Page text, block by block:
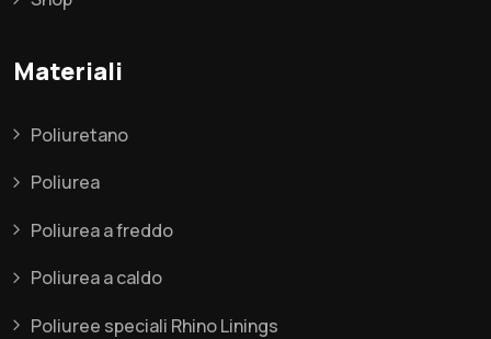
Materiali
Poliuretano
Poliurea
Poliurea a freddo
Poliurea a caldo
Poliuree speciali Rhino Linings